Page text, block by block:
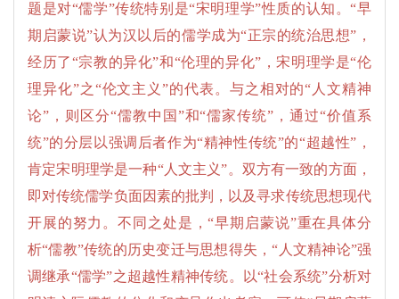
题是对“儒学”传统特别是“宋明理学”性质的认知。“早
期启蒙说”认为汉以后的儒学成为“正宗的统治思想”，
经历了“宗教的异化”和“伦理的异化”，宋明理学是“伦
理异化”之“伦文主义”的代表。与之相对的“人文精神
论”，则区分“儒教中国”和“儒家传统”，通过“价值系
统”的分层以强调后者作为“精神性传统”的“超越性”，
肯定宋明理学是一种“人文主义”。双方有一致的方面，
即对传统儒学负面因素的批判，以及寻求传统思想现代
开展的努力。不同之处是，“早期启蒙说”重在具体分
析“儒教”传统的历史变迁与思想得失，“人文精神论”强
调继承“儒学”之超越性精神传统。以“社会系统”分析对